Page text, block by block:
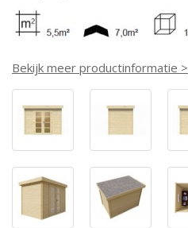
Bekijk meer productinformatie >